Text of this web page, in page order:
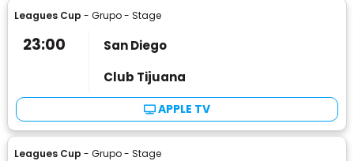
Leagues Cup - Grupo - Stage
23:00
San Diego
Club Tijuana
APPLE TV
Leagues Cup - Grupo - Stage